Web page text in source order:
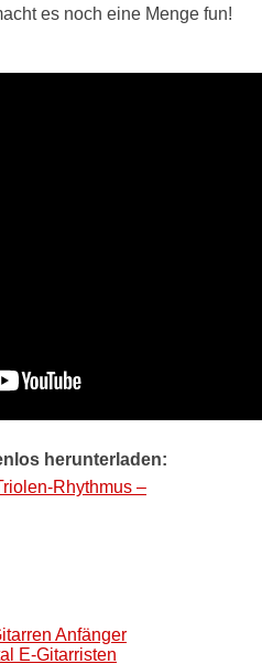
es noch eine Menge fun!
herunterladen:
Rhythmus –
Anfänger
E-Gitarristen